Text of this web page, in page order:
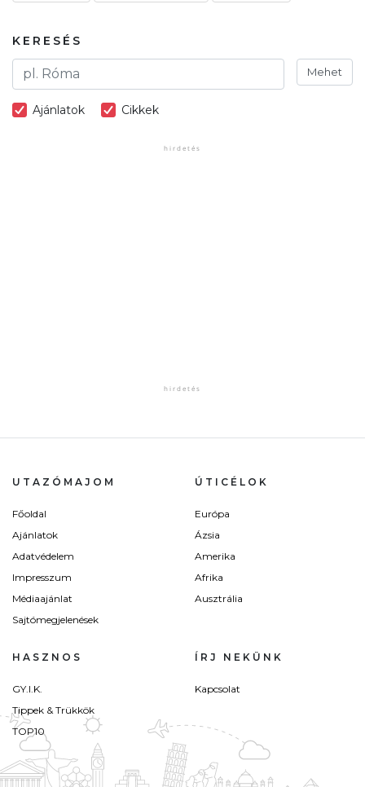
KERESÉS
Mehet
Ajánlatok Cikkek
UTAZÓMAJOM
Főoldal
Ajánlatok
Adatvédelem
Impresszum
Médiaajánlat
Sajtómegjelenések
ÚTICÉLOK
Európa
Ázsia
Amerika
Afrika
Ausztrália
HASZNOS
GY.I.K.
Tippek & Trükkök
TOP10
ÍRJ NEKÜNK
Kapcsolat